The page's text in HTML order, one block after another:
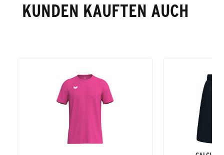
KUNDEN KAUFTEN AUCH